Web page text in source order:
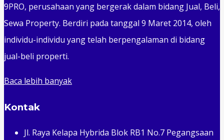
9PRO, perusahaan yang bergerak dalam bidang Jual, Beli,
Sewa Property. Berdiri pada tanggal 9 Maret 2014, oleh
individu-individu yang telah berpengalaman di bidang
jual-beli properti.
Baca lebih banyak
Kontak
Jl. Raya Kelapa Hybrida Blok RB1 No.7 Pegangsaan